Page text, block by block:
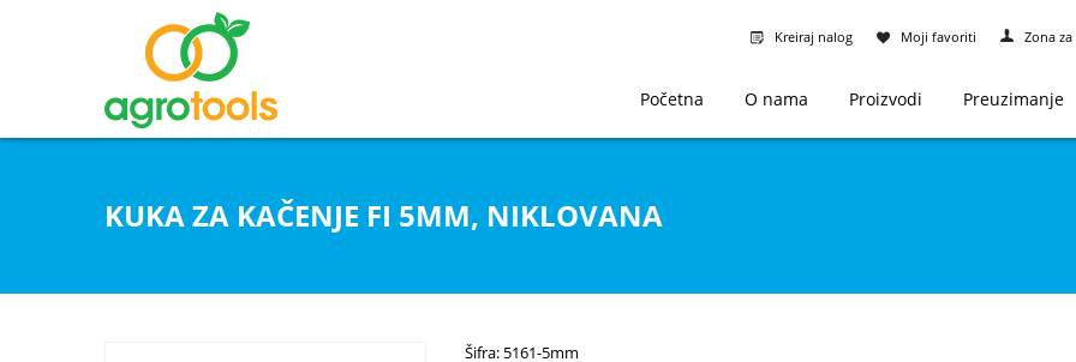
KUKA ZA KAČENJE FI 5MM, NIKLOVANA
Kreiraj nalog Moji favoriti Zona
Početna O nama Proizvodi Preuzimanje
Šifra: 5161-5mm